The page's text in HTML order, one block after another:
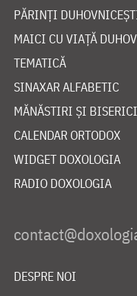
PĂRINȚI
MAICI CU VIAȚĂ
TEMATICĂ
SINAXAR ALFABETIC
MĂNĂSTIRI ȘI BISERICI
CALENDAR ORTODOX
WIDGET DOXOLOGIA
RADIO DOXOLOGIA
DESPRE NOI